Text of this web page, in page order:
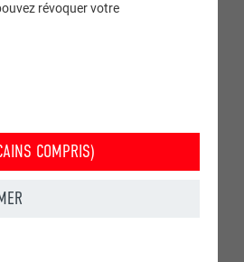
révoquer votre
COMPRIS)